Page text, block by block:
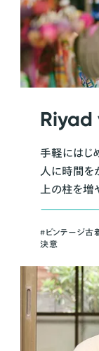
手軽にはじ
人に時間を
上の柱を増
#ビンテージ古
決意